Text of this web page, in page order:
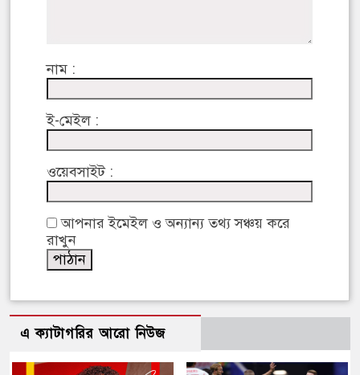
নাম :
ই-মেইল :
ওয়েবসাইট :
আপনার ইমেইল ও অন্যান্য তথ্য সঞ্চয় করে
রাখুন
এ ক্যাটাগরির আরো নিউজ